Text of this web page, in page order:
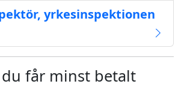
yrkesinspektionen
du får minst betalt